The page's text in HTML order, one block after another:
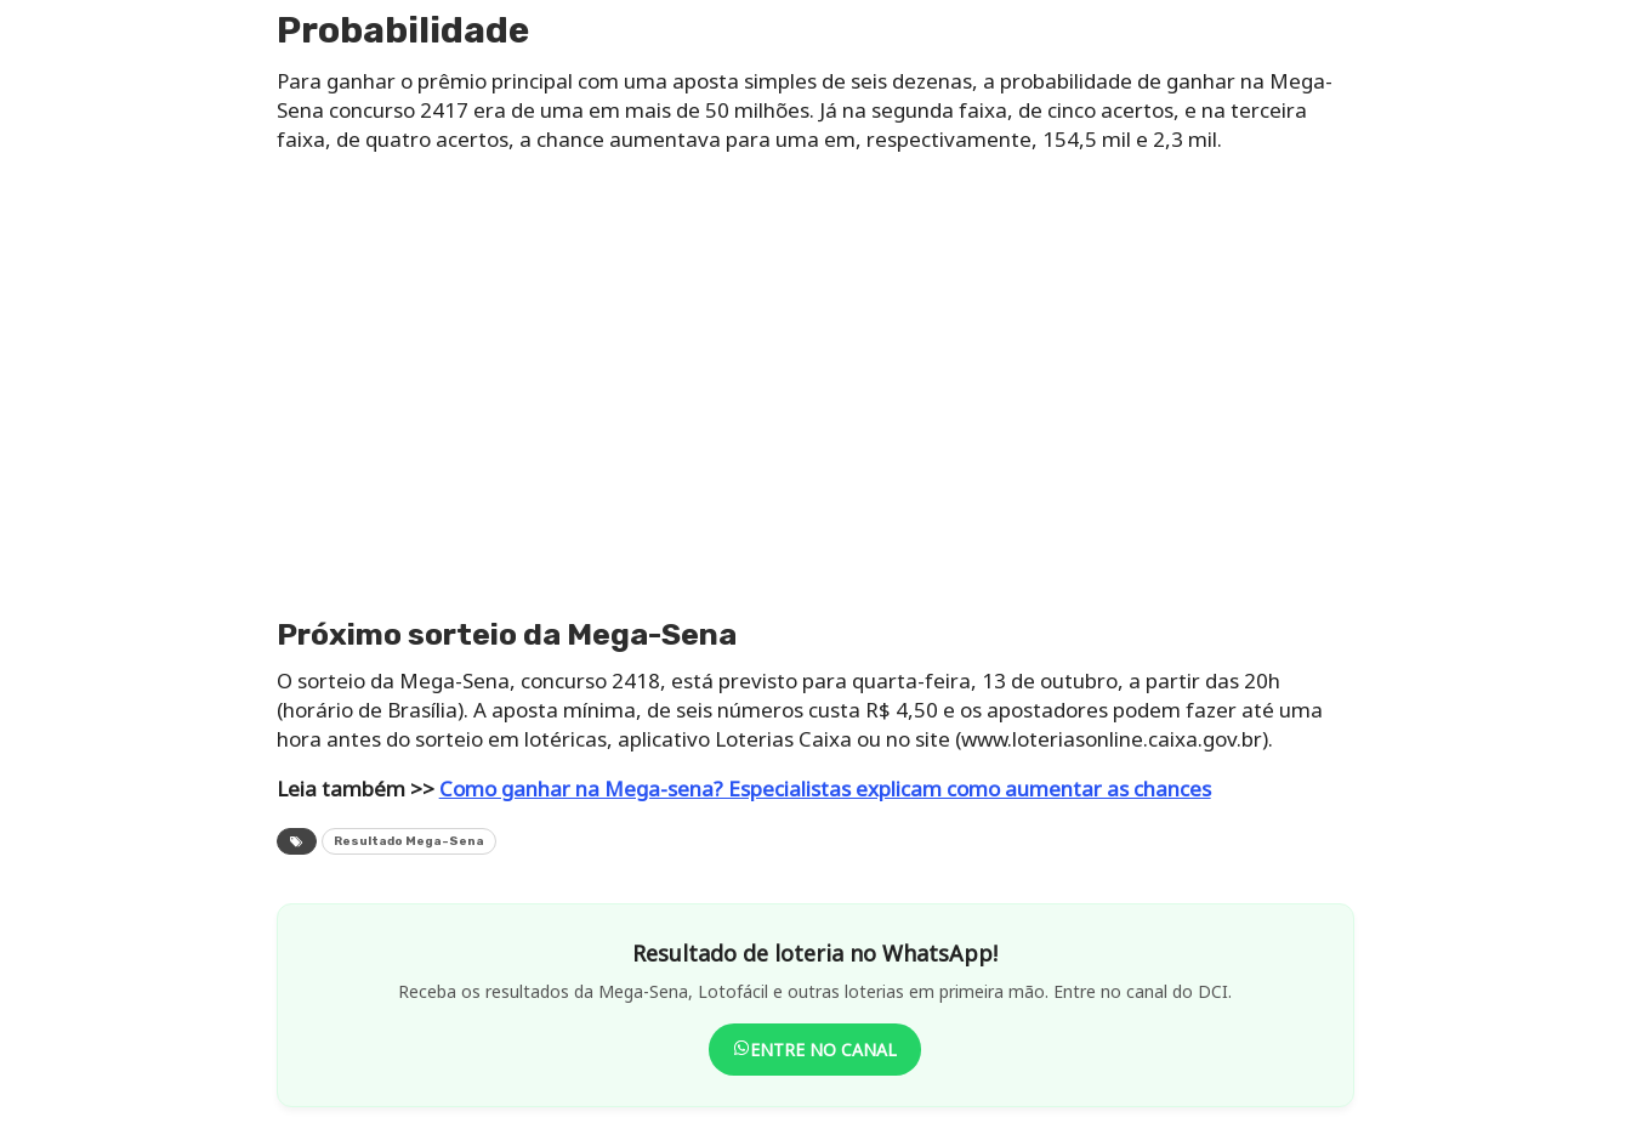
Probabilidade
Para ganhar o prêmio principal com uma aposta simples de seis dezenas, a probabilidade de ganhar na Mega-
Sena concurso 2417 era de uma em mais de 50 milhões. Já na segunda faixa, de cinco acertos, e na terceira
faixa, de quatro acertos, a chance aumentava para uma em, respectivamente, 154,5 mil e 2,3 mil.
Próximo sorteio da Mega-Sena
O sorteio da Mega-Sena, concurso 2418, está previsto para quarta-feira, 13 de outubro, a partir das 20h
(horário de Brasília). A aposta mínima, de seis números custa R$ 4,50 e os apostadores podem fazer até uma
hora antes do sorteio em lotéricas, aplicativo Loterias Caixa ou no site (www.loteriasonline.caixa.gov.br).
Leia também >> Como ganhar na Mega-sena? Especialistas explicam como aumentar as chances
Resultado Mega-Sena
Resultado de loteria no WhatsApp!
Receba os resultados da Mega-Sena, Lotofácil e outras loterias em primeira mão. Entre no canal do DCI.
ENTRE NO CANAL